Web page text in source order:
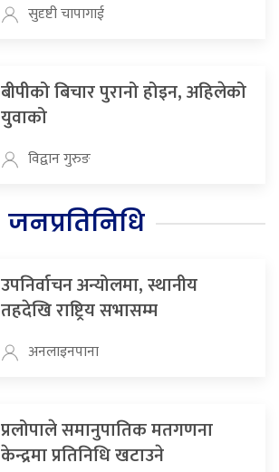
सुदृष्टी चापागाई
बीपीको बिचार पुरानो होइन, अहिलेको
युवाको
विद्वान गुरुङ
जनप्रतिनिधि
उपनिर्वाचन अन्योलमा, स्थानीय
तहदेखि राष्ट्रिय सभासम्म
अनलाइनपाना
प्रलोपाले समानुपातिक मतगणना
केन्द्रमा प्रतिनिधि खटाउने